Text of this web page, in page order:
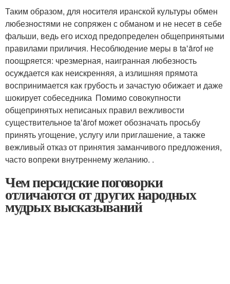
Таким образом, для носителя иранской культуры обмен
любезностями не сопряжен с обманом и не несет в себе
фальши, ведь его исход предопределен общепринятыми
правилами приличия. Несоблюдение меры в taʻārof не
поощ­ряется: чрезмерная, наигранная любезность
осуждается как неискренняя, а излишняя прямота
воспринимается как грубость и зачастую обижает и даже
шокирует собеседника Помимо совокупности
общепринятых неписаных правил вежливости
существи­тельное taʻārof может обозначать просьбу
принять угощение, услугу или приглашение, а также
вежливый отказ от принятия заманчивого предложения,
часто вопреки внутреннему желанию. .
Чем персидские поговорки
отличаются от других народных
мудрых высказываний